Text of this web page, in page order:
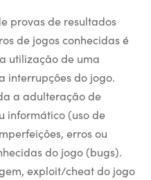
provas de resultados
de jogos conhecidas é
utilização de uma
interrupções do jogo.
a adulteração de
informático (uso de
erros ou
do jogo (bugs).
exploit/cheat do jogo